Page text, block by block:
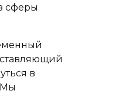
сферы
в
Мы